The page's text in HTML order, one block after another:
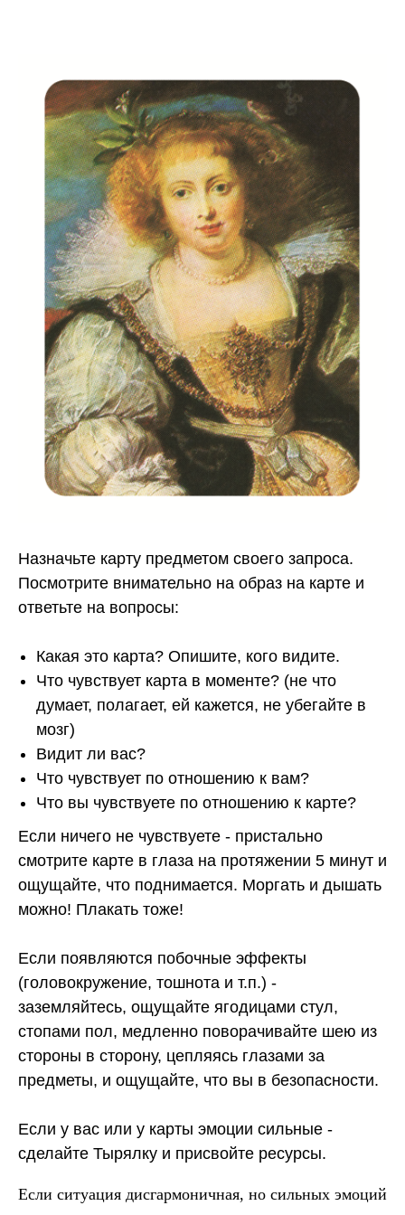
Назначьте карту предметом своего запроса.
Посмотрите внимательно на образ на карте и
ответьте на вопросы:
Какая это карта? Опишите, кого видите.
Что чувствует карта в моменте? (не что
думает, полагает, ей кажется, не убегайте в
мозг)
Видит ли вас?
Что чувствует по отношению к вам?
Что вы чувствуете по отношению к карте?
Если ничего не чувствуете - пристально
смотрите карте в глаза на протяжении 5 минут и
ощущайте, что поднимается. Моргать и дышать
можно! Плакать тоже!
Если появляются побочные эффекты
(головокружение, тошнота и т.п.) -
заземляйтесь, ощущайте ягодицами стул,
стопами пол, медленно поворачивайте шею из
стороны в сторону, цепляясь глазами за
предметы, и ощущайте, что вы в безопасности.
Если у вас или у карты эмоции сильные -
сделайте Тырялку и присвойте ресурсы.
Если ситуация дисгармоничная, но сильных эмоций